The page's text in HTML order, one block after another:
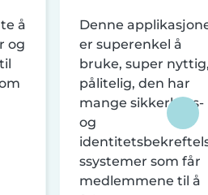
å
og
Denne
er superenkel å
bruke, super
pålitelig, den har
mange sikkerhets-
og
ssystemer som får
medlemmene til å